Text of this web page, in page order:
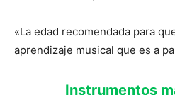
«La edad recomendada para
aprendizaje musical que es a
Instrumentos